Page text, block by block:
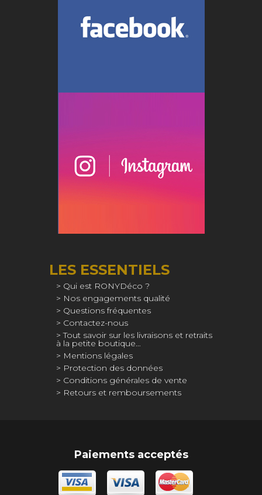
LES ESSENTIELS
Qui est RONYDéco ?
Nos engagements qualité
Questions fréquentes
Contactez-nous
Tout savoir sur les livraisons et retraits
à la petite boutique…
Mentions légales
Protection des données
Conditions générales de vente
Retours et remboursements
Paiements acceptés